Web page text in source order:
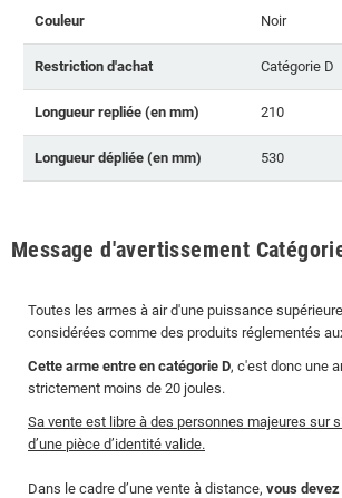
Couleur Noir
Restriction d'achat Catégorie D
Longueur repliée (en mm) 210
Longueur dépliée (en mm) 530
Message d'avertissement
Toutes les armes à air d'une puissance
considérées comme des produits réglementés
Cette arme entre en catégorie D, c'est donc une
strictement moins de 20 joules.
Sa vente est libre à des personnes majeures sur
d’une pièce d’identité valide.
Dans le cadre d’une vente à distance, vous